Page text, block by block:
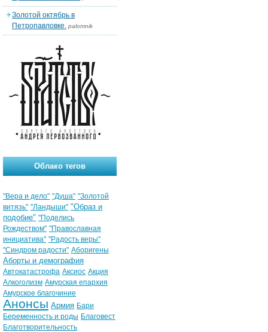
Золотой октябрь в
Петропавловке. palomnik
Облако тегов
"Вера и дело" "Душа" "Золотой
витязь" "Ландыши" "Образ и
подобие" "Поделись
Рождеством" "Православная
инициатива" "Радость веры"
"Синдром радости" Аборигены
Аборты и демография
Автокатастрофа Аксиос Акция
Алкоголизм Амурская епархия
Амурское благочиние
Анонсы Армия Бари
Беременность и роды Благовест
Благотворительность